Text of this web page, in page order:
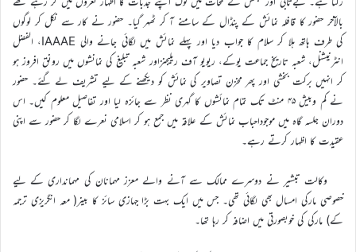
بالآخر حضور کا قافلہ نمائش کے پنڈال کے سامنے آ کر ٹھہر گیا۔ حضور نے کار سے نکل کر لوگوں
کی طرف ہاتھ ہلا کر سلام کا جواب دیا اور پہلے نمائش میں لگائی جانے والی IAAAE، الفضل
انٹرنیشنل، شعبہ تاریخ جماعت یوکے، ریویو آف ریلیجنزاور شعبہ تبلیغ کی نمانشوں میں رونق افروز ہو
کر انہیں برکت بخشی اور پھر مخزن تصاویر کی نمائش کو دیکھنے کے لیے تشریف لے گئے۔ حضور
نے کم وبیش ۴۵ منٹ تک تمام نمائشوں کا گہری نظر سے جائزہ لیا اور تفاصیل معلوم کیں۔ اس
دوران جلسہ گاہ میں موجوداحباب نمائش کے علاقہ میں جمع ہو کر اسلامی نعرے لگا کر حضور سے اپنی
عقیدت کا اظہار کرتے رہے۔
وکالت تبشیر نے دوسرے ممالک سے آنے والے معزز مہمانان کی مہمانداری کے لیے
خصوصی مارکی امسال بھی لگائی تھی۔ جس میں ایک بہت بڑا جہازی سائز کا بینر( معہ انگریزی ترجمہ
کے) مارکی کی خوبصورتی میں اضافہ کر رہا تھا۔